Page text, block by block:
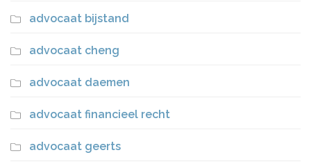
advocaat bijstand
advocaat cheng
advocaat daemen
advocaat financieel recht
advocaat geerts